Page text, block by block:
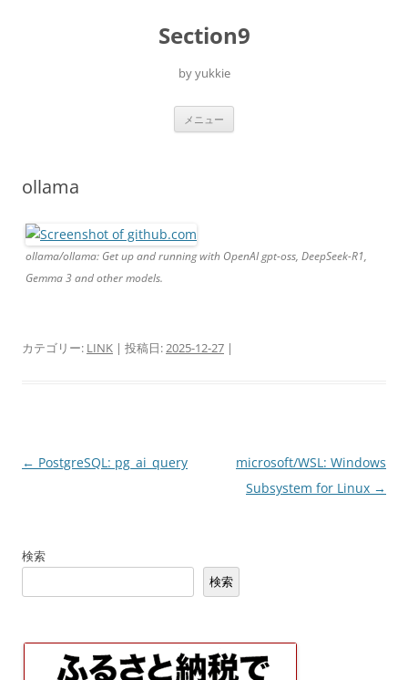
Section9
by yukkie
メニュー
ollama
ollama/ollama: Get up and running with OpenAI gpt-oss, DeepSeek-R1,
Gemma 3 and other models.
カテゴリー: LINK | 投稿日:2025-12-27 |
投
ゲ
ョ
← PostgreSQL: pg_ai_query
microsoft/WSL: Windows
Subsystem for Linux →
検索
検索